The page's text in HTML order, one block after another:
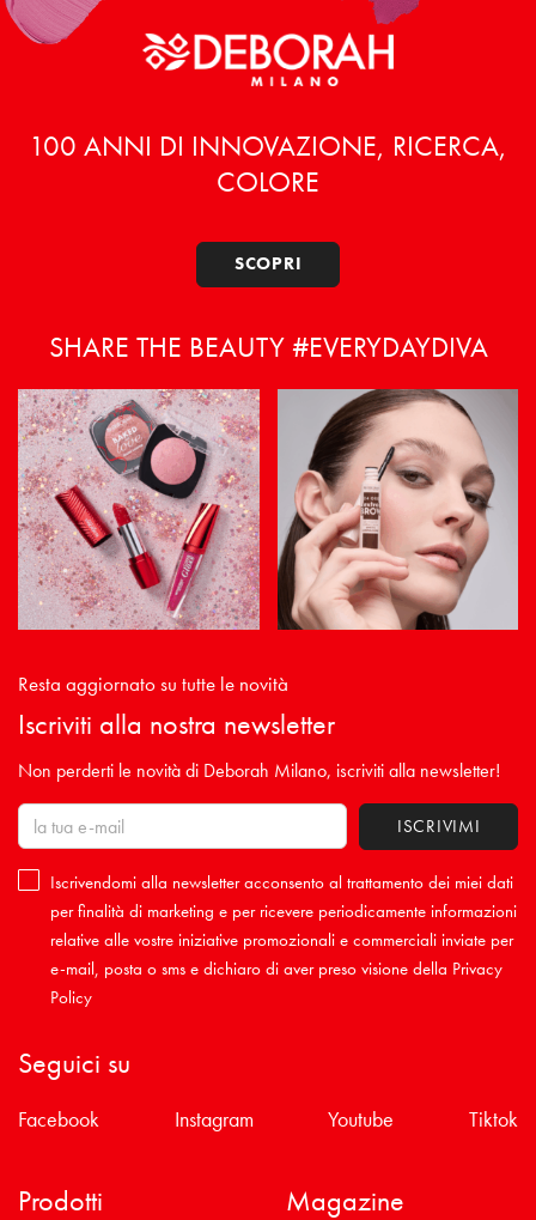
100 ANNI DI INNOVAZIONE, RICERCA,
COLORE
SCOPRI
SHARE THE BEAUTY #EVERYDAYDIVA
Resta aggiornato su tutte le novità
Iscriviti alla nostra newsletter
Non perderti le novità di Deborah Milano, iscriviti alla newsletter!
Iscrivendomi alla newsletter acconsento al trattamento dei miei dati
per finalità di marketing e per ricevere periodicamente informazioni
relative alle vostre iniziative promozionali e commerciali inviate per
e-mail, posta o sms e dichiaro di aver preso visione della Privacy
Policy
Seguici su
Facebook Instagram Youtube Tiktok
Prodotti Magazine